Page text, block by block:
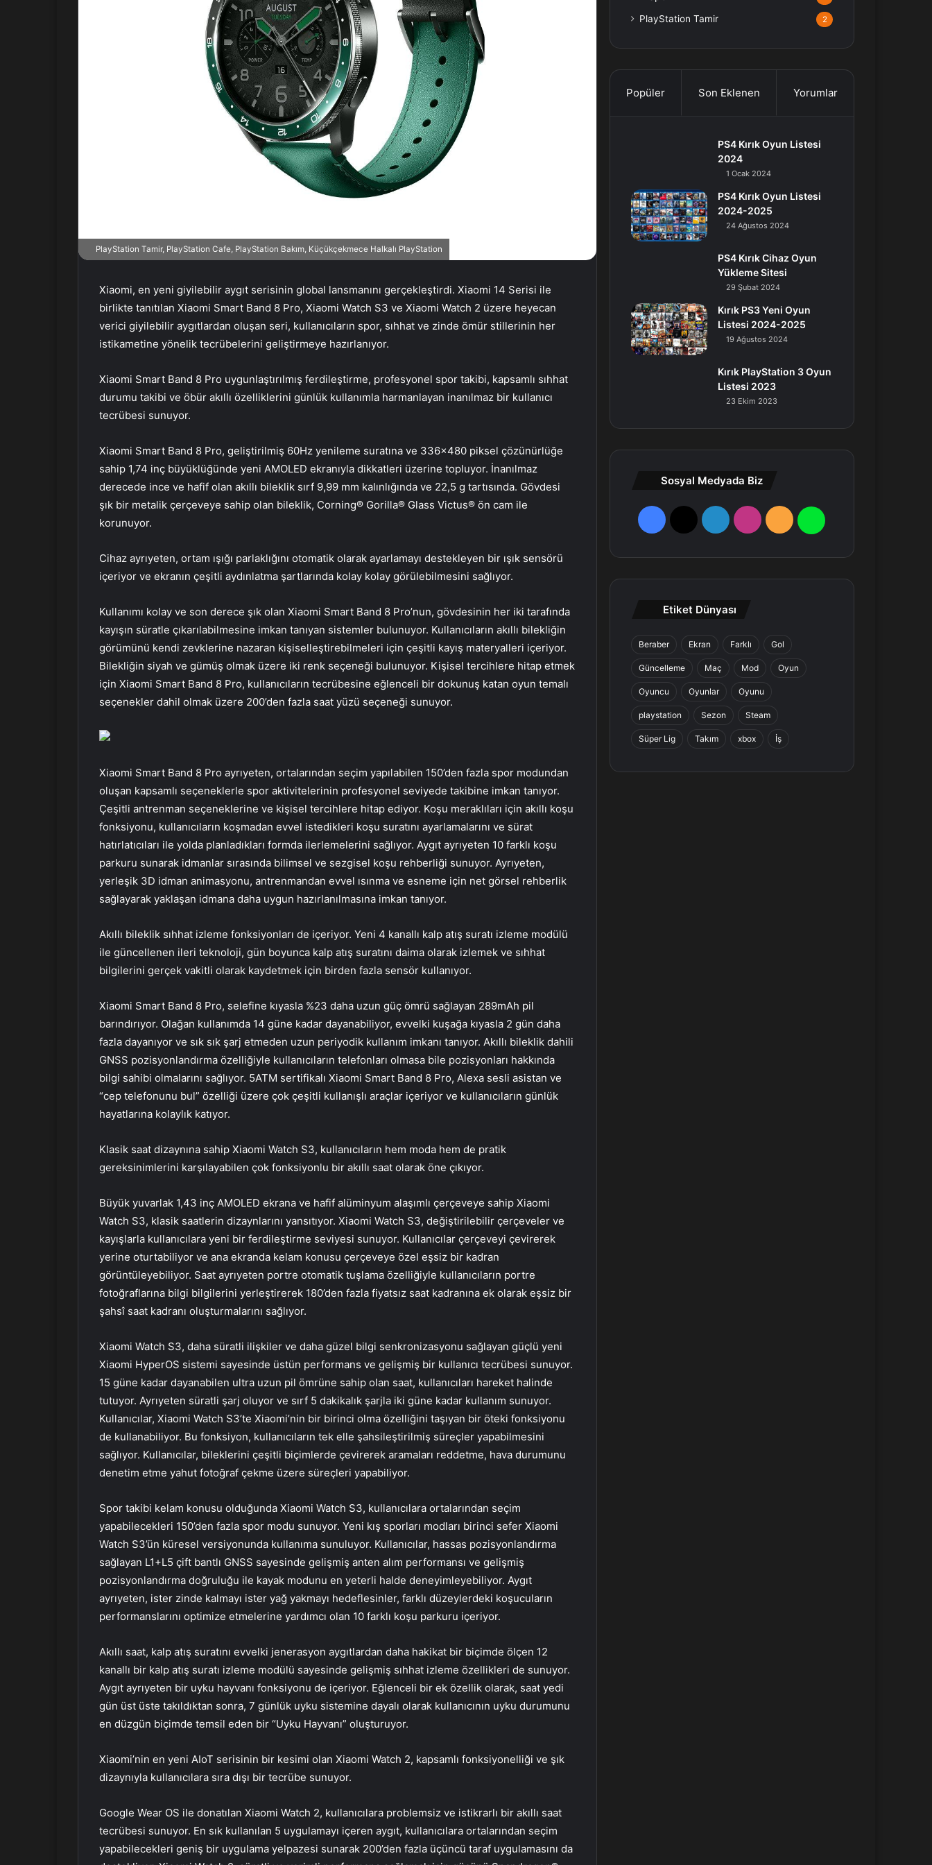
d
e
r
m
e
k
PlayStation Tamir, PlayStation Cafe, PlayStation Bakım, Küçükçekmece Halkalı PlayStation
Xiaomi, en yeni giyilebilir aygıt serisinin global lansmanını gerçekleştirdi. Xiaomi 14 Serisi ile
birlikte tanıtılan Xiaomi Smart Band 8 Pro, Xiaomi Watch S3 ve Xiaomi Watch 2 üzere heyecan
verici giyilebilir aygıtlardan oluşan seri, kullanıcıların spor, sıhhat ve zinde ömür stillerinin her
istikametine yönelik tecrübelerini geliştirmeye hazırlanıyor.
Xiaomi Smart Band 8 Pro uygunlaştırılmış ferdileştirme, profesyonel spor takibi, kapsamlı sıhhat
durumu takibi ve öbür akıllı özelliklerini günlük kullanımla harmanlayan inanılmaz bir kullanıcı
tecrübesi sunuyor.
Xiaomi Smart Band 8 Pro, geliştirilmiş 60Hz yenileme suratına ve 336×480 piksel çözünürlüğe
sahip 1,74 inç büyüklüğünde yeni AMOLED ekranıyla dikkatleri üzerine topluyor. İnanılmaz
derecede ince ve hafif olan akıllı bileklik sırf 9,99 mm kalınlığında ve 22,5 g tartısında. Gövdesi
şık bir metalik çerçeveye sahip olan bileklik, Corning® Gorilla® Glass Victus® ön cam ile
korunuyor.
Cihaz ayrıyeten, ortam ışığı parlaklığını otomatik olarak ayarlamayı destekleyen bir ışık sensörü
içeriyor ve ekranın çeşitli aydınlatma şartlarında kolay kolay görülebilmesini sağlıyor.
Kullanımı kolay ve son derece şık olan Xiaomi Smart Band 8 Pro’nun, gövdesinin her iki tarafında
kayışın süratle çıkarılabilmesine imkan tanıyan sistemler bulunuyor. Kullanıcıların akıllı bilekliğin
görümünü kendi zevklerine nazaran kişiselleştirebilmeleri için çeşitli kayış materyalleri içeriyor.
Bilekliğin siyah ve gümüş olmak üzere iki renk seçeneği bulunuyor. Kişisel tercihlere hitap etmek
için Xiaomi Smart Band 8 Pro, kullanıcıların tecrübesine eğlenceli bir dokunuş katan oyun temalı
seçenekler dahil olmak üzere 200’den fazla saat yüzü seçeneği sunuyor.
Xiaomi Smart Band 8 Pro ayrıyeten, ortalarından seçim yapılabilen 150’den fazla spor modundan
oluşan kapsamlı seçeneklerle spor aktivitelerinin profesyonel seviyede takibine imkan tanıyor.
Çeşitli antrenman seçeneklerine ve kişisel tercihlere hitap ediyor. Koşu meraklıları için akıllı koşu
fonksiyonu, kullanıcıların koşmadan evvel istedikleri koşu suratını ayarlamalarını ve sürat
hatırlatıcıları ile yolda planladıkları formda ilerlemelerini sağlıyor. Aygıt ayrıyeten 10 farklı koşu
parkuru sunarak idmanlar sırasında bilimsel ve sezgisel koşu rehberliği sunuyor. Ayrıyeten,
yerleşik 3D idman animasyonu, antrenmandan evvel ısınma ve esneme için net görsel rehberlik
sağlayarak yaklaşan idmana daha uygun hazırlanılmasına imkan tanıyor.
Akıllı bileklik sıhhat izleme fonksiyonları de içeriyor. Yeni 4 kanallı kalp atış suratı izleme modülü
ile güncellenen ileri teknoloji, gün boyunca kalp atış suratını daima olarak izlemek ve sıhhat
bilgilerini gerçek vakitli olarak kaydetmek için birden fazla sensör kullanıyor.
Xiaomi Smart Band 8 Pro, selefine kıyasla %23 daha uzun güç ömrü sağlayan 289mAh pil
barındırıyor. Olağan kullanımda 14 güne kadar dayanabiliyor, evvelki kuşağa kıyasla 2 gün daha
fazla dayanıyor ve sık sık şarj etmeden uzun periyodik kullanım imkanı tanıyor. Akıllı bileklik dahili
GNSS pozisyonlandırma özelliğiyle kullanıcıların telefonları olmasa bile pozisyonları hakkında
bilgi sahibi olmalarını sağlıyor. 5ATM sertifikalı Xiaomi Smart Band 8 Pro, Alexa sesli asistan ve
“cep telefonunu bul” özelliği üzere çok çeşitli kullanışlı araçlar içeriyor ve kullanıcıların günlük
hayatlarına kolaylık katıyor.
Klasik saat dizaynına sahip Xiaomi Watch S3, kullanıcıların hem moda hem de pratik
gereksinimlerini karşılayabilen çok fonksiyonlu bir akıllı saat olarak öne çıkıyor.
Büyük yuvarlak 1,43 inç AMOLED ekrana ve hafif alüminyum alaşımlı çerçeveye sahip Xiaomi
Watch S3, klasik saatlerin dizaynlarını yansıtıyor. Xiaomi Watch S3, değiştirilebilir çerçeveler ve
kayışlarla kullanıcılara yeni bir ferdileştirme seviyesi sunuyor. Kullanıcılar çerçeveyi çevirerek
yerine oturtabiliyor ve ana ekranda kelam konusu çerçeveye özel eşsiz bir kadran
görüntüleyebiliyor. Saat ayrıyeten portre otomatik tuşlama özelliğiyle kullanıcıların portre
fotoğraflarına bilgi bilgilerini yerleştirerek 180’den fazla fiyatsız saat kadranına ek olarak eşsiz bir
şahsî saat kadranı oluşturmalarını sağlıyor.
Xiaomi Watch S3, daha süratli ilişkiler ve daha güzel bilgi senkronizasyonu sağlayan güçlü yeni
Xiaomi HyperOS sistemi sayesinde üstün performans ve gelişmiş bir kullanıcı tecrübesi sunuyor.
15 güne kadar dayanabilen ultra uzun pil ömrüne sahip olan saat, kullanıcıları hareket halinde
tutuyor. Ayrıyeten süratli şarj oluyor ve sırf 5 dakikalık şarjla iki güne kadar kullanım sunuyor.
Kullanıcılar, Xiaomi Watch S3’te Xiaomi’nin bir birinci olma özelliğini taşıyan bir öteki fonksiyonu
de kullanabiliyor. Bu fonksiyon, kullanıcıların tek elle şahsileştirilmiş süreçler yapabilmesini
sağlıyor. Kullanıcılar, bileklerini çeşitli biçimlerde çevirerek aramaları reddetme, hava durumunu
denetim etme yahut fotoğraf çekme üzere süreçleri yapabiliyor.
Spor takibi kelam konusu olduğunda Xiaomi Watch S3, kullanıcılara ortalarından seçim
yapabilecekleri 150’den fazla spor modu sunuyor. Yeni kış sporları modları birinci sefer Xiaomi
Watch S3’ün küresel versiyonunda kullanıma sunuluyor. Kullanıcılar, hassas pozisyonlandırma
sağlayan L1+L5 çift bantlı GNSS sayesinde gelişmiş anten alım performansı ve gelişmiş
pozisyonlandırma doğruluğu ile kayak modunu en yeterli halde deneyimleyebiliyor. Aygıt
ayrıyeten, ister zinde kalmayı ister yağ yakmayı hedeflesinler, farklı düzeylerdeki koşucuların
performanslarını optimize etmelerine yardımcı olan 10 farklı koşu parkuru içeriyor.
Akıllı saat, kalp atış suratını evvelki jenerasyon aygıtlardan daha hakikat bir biçimde ölçen 12
kanallı bir kalp atış suratı izleme modülü sayesinde gelişmiş sıhhat izleme özellikleri de sunuyor.
Aygıt ayrıyeten bir uyku hayvanı fonksiyonu de içeriyor. Eğlenceli bir ek özellik olarak, saat yedi
gün üst üste takıldıktan sonra, 7 günlük uyku sistemine dayalı olarak kullanıcının uyku durumunu
en düzgün biçimde temsil eden bir “Uyku Hayvanı” oluşturuyor.
Xiaomi’nin en yeni AIoT serisinin bir kesimi olan Xiaomi Watch 2, kapsamlı fonksiyonelliği ve şık
dizaynıyla kullanıcılara sıra dışı bir tecrübe sunuyor.
Google Wear OS ile donatılan Xiaomi Watch 2, kullanıcılara problemsiz ve istikrarlı bir akıllı saat
tecrübesi sunuyor. En sık kullanılan 5 uygulamayı içeren aygıt, kullanıcılara ortalarından seçim
yapabilecekleri geniş bir uygulama yelpazesi sunarak 200’den fazla üçüncü taraf uygulamasını da
PlayStation Tamir 2
Popüler Son Eklenen Yorumlar
PS4 Kırık Oyun Listesi
2024
1 Ocak 2024
PS4 Kırık Oyun Listesi
2024-2025
24 Ağustos 2024
PS4 Kırık Cihaz Oyun
Yükleme Sitesi
29 Şubat 2024
Kırık PS3 Yeni Oyun
Listesi 2024-2025
19 Ağustos 2024
Kırık PlayStation 3 Oyun
Listesi 2023
23 Ekim 2023
Sosyal Medyada Biz
F
e
k
X
L
n
a
m
R
W
a
Etiket Dünyası
Beraber Ekran Farklı Gol
Güncelleme Maç Mod Oyun
Oyuncu Oyunlar Oyunu
playstation Sezon Steam
Süper Lig Takım xbox İş